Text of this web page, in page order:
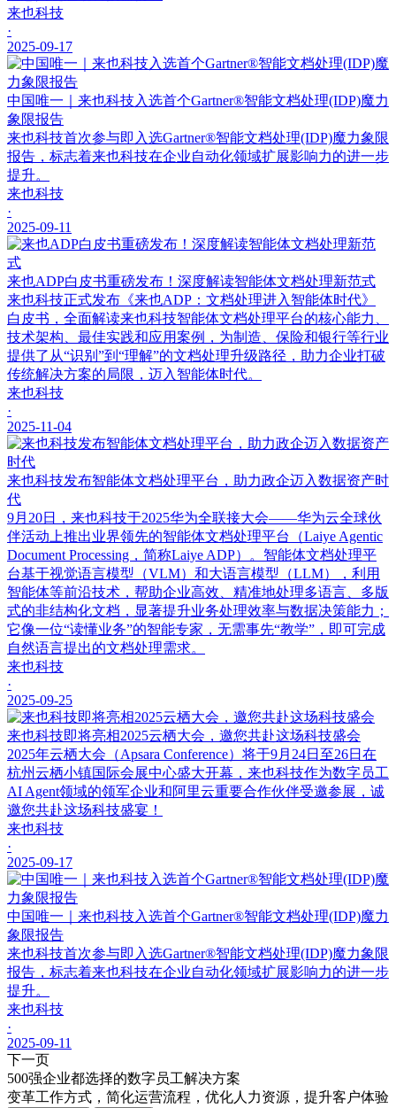
来也科技
·
2025-09-17
中国唯一｜来也科技入选首个Gartner®智能文档处理(IDP)魔力
象限报告
来也科技首次参与即入选Gartner®智能文档处理(IDP)魔力象限
报告，标志着来也科技在企业自动化领域扩展影响力的进一步
提升。
来也科技
·
2025-09-11
来也ADP白皮书重磅发布！深度解读智能体文档处理新范式
来也科技正式发布《来也ADP：文档处理进入智能体时代》
白皮书，全面解读来也科技智能体文档处理平台的核心能力、
技术架构、最佳实践和应用案例，为制造、保险和银行等行业
提供了从“识别”到“理解”的文档处理升级路径，助力企业打破
传统解决方案的局限，迈入智能体时代。
来也科技
·
2025-11-04
来也科技发布智能体文档处理平台，助力政企迈入数据资产时
代
9月20日，来也科技于2025华为全联接大会——华为云全球伙
伴活动上推出业界领先的智能体文档处理平台（Laiye Agentic
Document Processing，简称Laiye ADP）。智能体文档处理平
台基于视觉语言模型（VLM）和大语言模型（LLM），利用
智能体等前沿技术，帮助企业高效、精准地处理多语言、多版
式的非结构化文档，显著提升业务处理效率与数据决策能力；
它像一位“读懂业务”的智能专家，无需事先“教学”，即可完成
自然语言提出的文档处理需求。
来也科技
·
2025-09-25
来也科技即将亮相2025云栖大会，邀您共赴这场科技盛会
2025年云栖大会（Apsara Conference）将于9月24日至26日在
杭州云栖小镇国际会展中心盛大开幕，来也科技作为数字员工
AI Agent领域的领军企业和阿里云重要合作伙伴受邀参展，诚
邀您共赴这场科技盛宴！
来也科技
·
2025-09-17
中国唯一｜来也科技入选首个Gartner®智能文档处理(IDP)魔力
象限报告
来也科技首次参与即入选Gartner®智能文档处理(IDP)魔力象限
报告，标志着来也科技在企业自动化领域扩展影响力的进一步
提升。
来也科技
·
2025-09-11
下一页
500强企业都选择的数字员工解决方案
变革工作方式，简化运营流程，优化人力资源，提升客户体验